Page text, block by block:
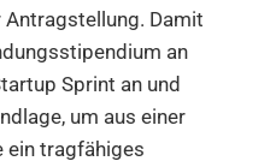
Damit
an
Sprint an und
um aus einer
ein tragfähiges